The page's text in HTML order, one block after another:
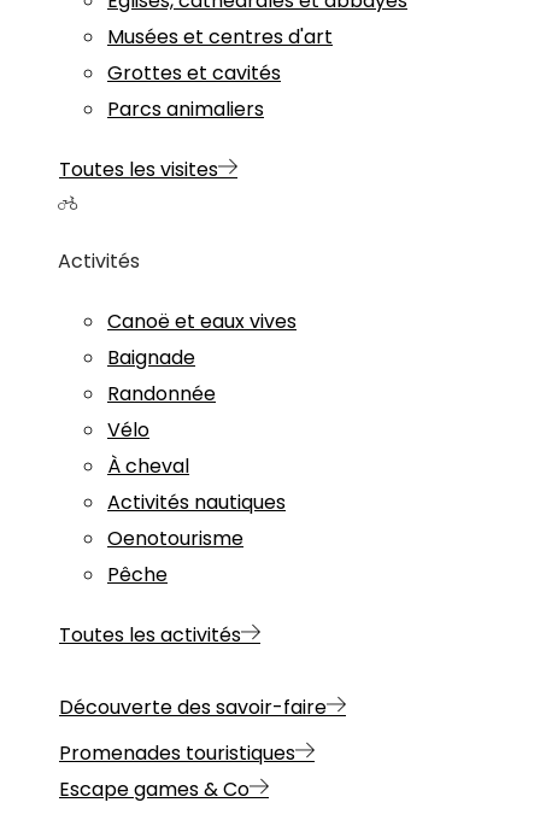
Musées et centres d'art
Grottes et cavités
Parcs animaliers
Toutes les visites
Activités
Canoë et eaux vives
Baignade
Randonnée
Vélo
À cheval
Activités nautiques
Oenotourisme
Pêche
Toutes les activités
Découverte des savoir-faire
Promenades touristiques
Escape games & Co